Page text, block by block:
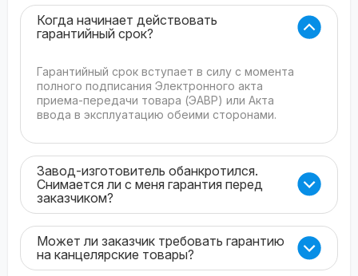
Когда начинает действовать
гарантийный срок?
Гарантийный срок вступает в силу с момента
полного подписания Электронного акта
приема-передачи товара (ЭАВР) или Акта
ввода в эксплуатацию обеими сторонами.
Завод-изготовитель обанкротился.
Снимается ли с меня гарантия перед
заказчиком?
Может ли заказчик требовать гарантию
на канцелярские товары?